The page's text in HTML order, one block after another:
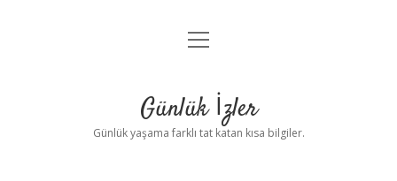
Anasayfa
Yasal Uyarı
menüyü
Günlük İzler
Günlük yaşama farklı tat katan kısa bilgiler.